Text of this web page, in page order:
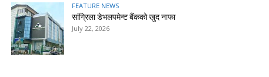
FEATURE NEWS
सांग्रिला डेभलपमेन्ट बैंकको खुद नाफा
July 22, 2026